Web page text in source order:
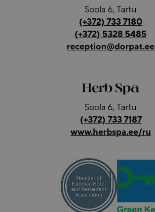
Soola 6, Tartu
(+372) 733 7180
(+372) 5328 5485
reception@dorpat.ee
Herb Spa
Soola 6, Tartu
(+372) 733 7187
www.herbspa.ee/ru